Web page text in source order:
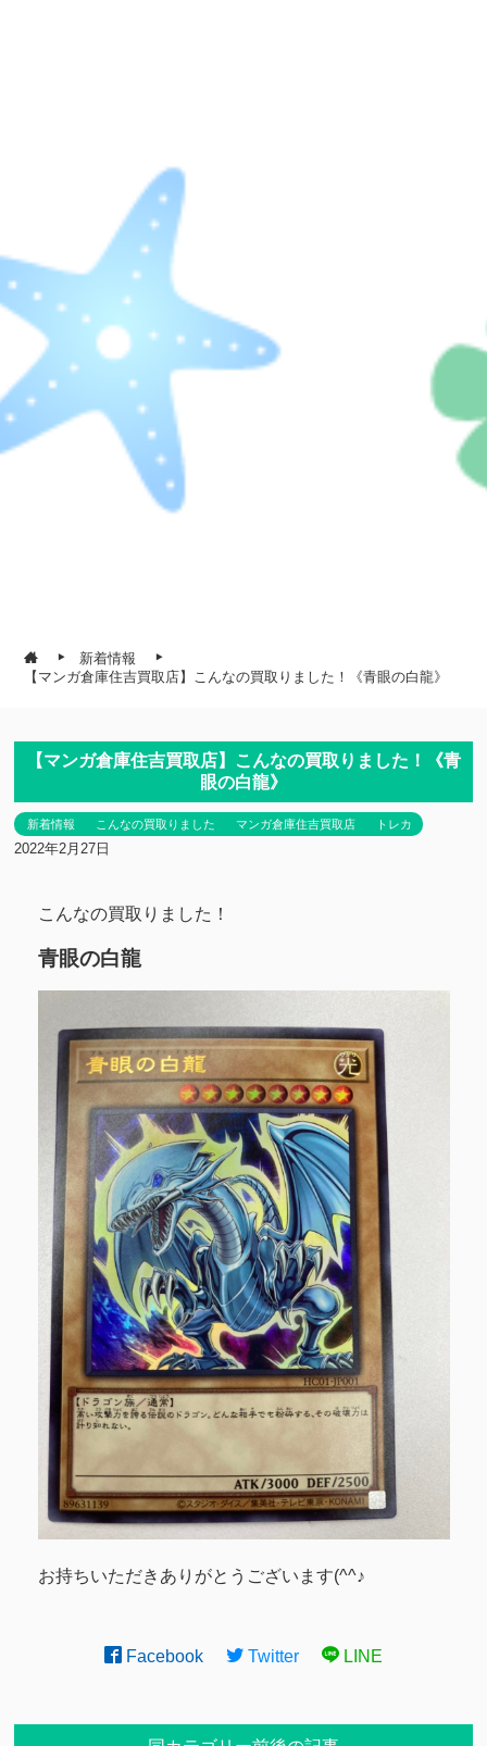
新着情報
【マンガ倉庫住吉買取店】こんなの買取りました！《青眼の白龍》
【マンガ倉庫住吉買取店】こんなの買取りました！《青
眼の白龍》
新着情報 こんなの買取りました マンガ倉庫住吉買取店 トレカ
2022年2月27日
こんなの買取りました！
青眼の白龍
お持ちいただきありがとうございます(^^♪
Facebook Twitter LINE